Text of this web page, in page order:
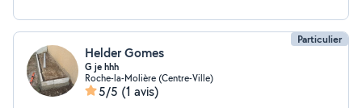
Particulier
Helder Gomes
G je hhh
Roche-la-Molière (Centre-Ville)
5/5 (1 avis)